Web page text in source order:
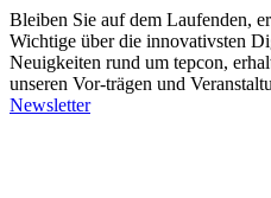
Bleiben Sie auf dem Laufenden,
Wichtige über die innovativsten
Neuigkeiten rund um tepcon,
unseren Vor-trägen und
Newsletter